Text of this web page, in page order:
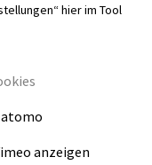
hier im Tool
anzeigen